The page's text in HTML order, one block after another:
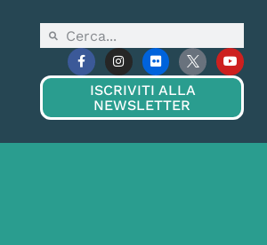
ISCRIVITI ALLA
NEWSLETTER